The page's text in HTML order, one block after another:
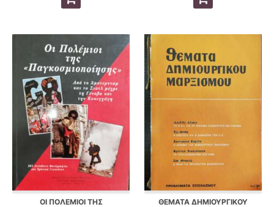
ΟΙ ΠΟΛΕΜΙΟΙ ΤΗΣ
ΘΕΜΑΤΑ ΔΗΜΙΟΥΡΓΙΚΟΥ